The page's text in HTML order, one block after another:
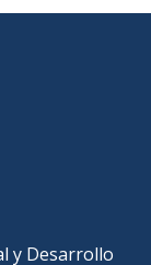
y Desarrollo